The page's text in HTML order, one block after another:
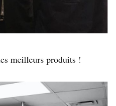
meilleurs produits !